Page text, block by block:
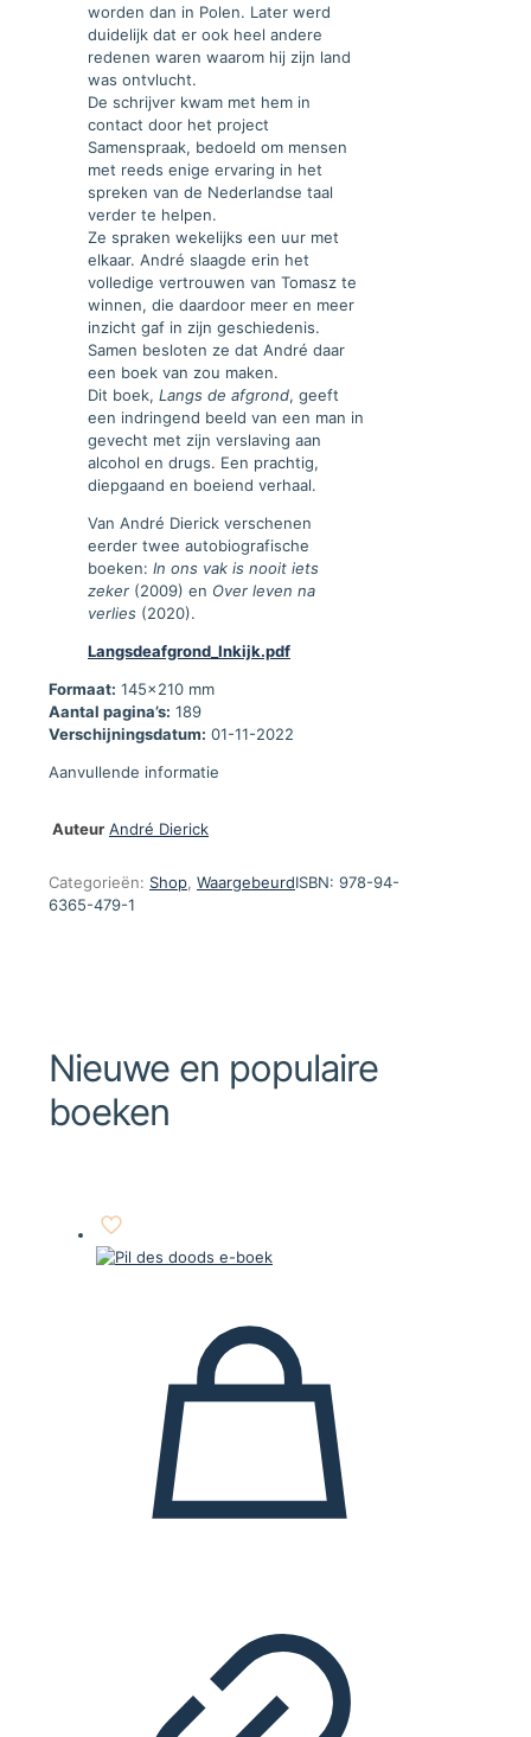
worden dan in Polen. Later werd
duidelijk dat er ook heel andere
redenen waren waarom hij zijn land
was ontvlucht.
De schrijver kwam met hem in
contact door het project
Samenspraak, bedoeld om mensen
met reeds enige ervaring in het
spreken van de Nederlandse taal
verder te helpen.
Ze spraken wekelijks een uur met
elkaar. André slaagde erin het
volledige vertrouwen van Tomasz te
winnen, die daardoor meer en meer
inzicht gaf in zijn geschiedenis.
Samen besloten ze dat André daar
een boek van zou maken.
Dit boek, Langs de afgrond, geeft
een indringend beeld van een man in
gevecht met zijn verslaving aan
alcohol en drugs. Een prachtig,
diepgaand en boeiend verhaal.
Van André Dierick verschenen
eerder twee autobiografische
boeken: In ons vak is nooit iets
zeker (2009) en Over leven na
verlies (2020).
Langsdeafgrond_Inkijk.pdf
Formaat: 145x210 mm
Aantal pagina’s: 189
Verschijningsdatum: 01-11-2022
Aanvullende informatie
Auteur André Dierick
Categorieën: Shop WaargebeurdISBN: 978-94-
6365-479-1
Nieuwe en populaire
boeken